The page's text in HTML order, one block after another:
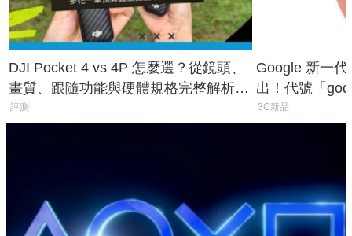
DJI Pocket 4 vs 4P 怎麼選？從鏡頭、
畫質、跟隨功能與硬體規格完整解析，
一次看懂兩台差異
評測
Google 新一
出！代號「
鎖定 AI 應用
3C新品